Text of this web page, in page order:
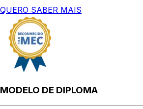
QUERO SABER MAIS
MODELO DE DIPLOMA